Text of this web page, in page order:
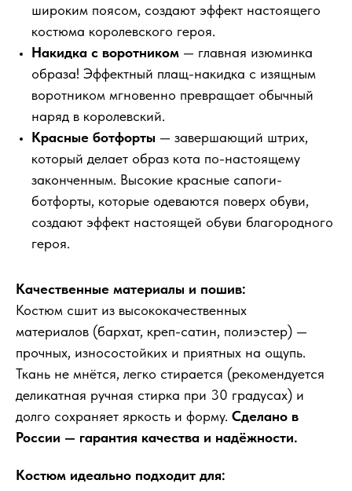
широким поясом, создают эффект настоящего
костюма королевского героя.
Накидка с воротником — главная изюминка
образа! Эффектный плащ-накидка с изящным
воротником мгновенно превращает обычный
наряд в королевский.
Красные ботфорты — завершающий штрих,
который делает образ кота по-настоящему
законченным. Высокие красные сапоги-
ботфорты, которые одеваются поверх обуви,
создают эффект настоящей обуви благородного
героя.
Качественные материалы и пошив:
Костюм сшит из высококачественных
материалов (бархат, креп-сатин, полиэстер) —
прочных, износостойких и приятных на ощупь.
Ткань не мнётся, легко стирается (рекомендуется
деликатная ручная стирка при 30 градусах) и
долго сохраняет яркость и форму. Сделано в
России — гарантия качества и надёжности.
Костюм идеально подходит для: